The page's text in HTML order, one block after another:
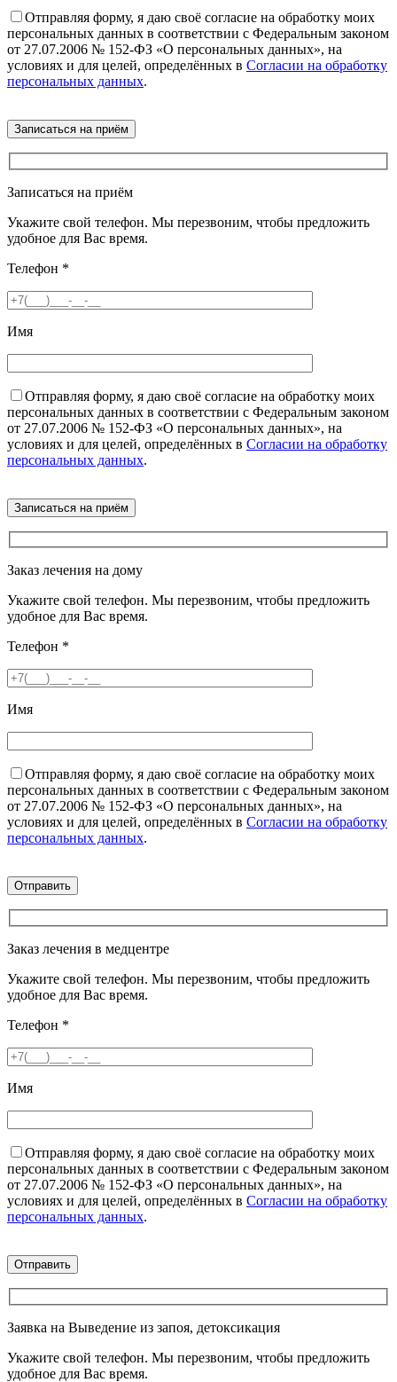
Отправляя форму, я даю своё согласие на обработку моих
персональных данных в соответствии с Федеральным законом
от 27.07.2006 № 152-ФЗ «О персональных данных», на
условиях и для целей, определённых в Согласии на обработку
персональных данных.
Записаться на приём
Укажите свой телефон. Мы перезвоним, чтобы предложить
удобное для Вас время.
Телефон *
Имя
Отправляя форму, я даю своё согласие на обработку моих
персональных данных в соответствии с Федеральным законом
от 27.07.2006 № 152-ФЗ «О персональных данных», на
условиях и для целей, определённых в Согласии на обработку
персональных данных.
Заказ лечения на дому
Укажите свой телефон. Мы перезвоним, чтобы предложить
удобное для Вас время.
Телефон *
Имя
Отправляя форму, я даю своё согласие на обработку моих
персональных данных в соответствии с Федеральным законом
от 27.07.2006 № 152-ФЗ «О персональных данных», на
условиях и для целей, определённых в Согласии на обработку
персональных данных.
Заказ лечения в медцентре
Укажите свой телефон. Мы перезвоним, чтобы предложить
удобное для Вас время.
Телефон *
Имя
Отправляя форму, я даю своё согласие на обработку моих
персональных данных в соответствии с Федеральным законом
от 27.07.2006 № 152-ФЗ «О персональных данных», на
условиях и для целей, определённых в Согласии на обработку
персональных данных.
Заявка на Выведение из запоя, детоксикация
Укажите свой телефон. Мы перезвоним, чтобы предложить
удобное для Вас время.